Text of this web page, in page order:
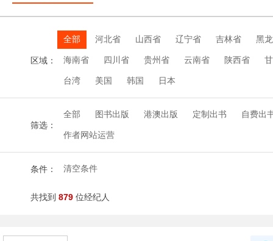
区域：
全部 河北省 山西省 辽宁省 吉林省 黑
海南省 四川省 贵州省 云南省 陕西省
台湾 美国 韩国 日本
筛选：
全部 图书出版 港澳出版 定制出书 自费出
作者网站运营
条件： 清空条件
共找到 879 位经纪人